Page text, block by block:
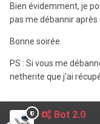
Bien évidemment, je
pas me débannir après
Bonne soirée.
PS : Si vous me
netherite que j'ai
Bot 2.0